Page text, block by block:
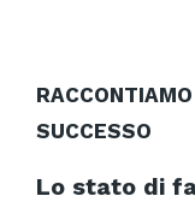
SUCCESSO
Lo stato di